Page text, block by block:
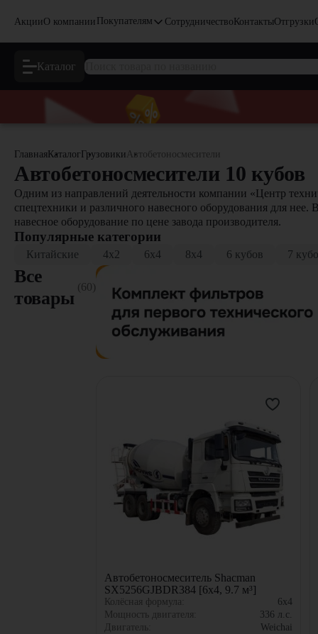
АкцииО компании Покупателям СотрудничествоКонтактыОтгрузки
Каталог
Главная Каталог ГрузовикиАвтобетоносмесители
Автобетоносмесители 10 кубов
Одним из направлений деятельности компании «Центр
спецтехники и различного навесного оборудования для нее.
навесное оборудование по цене завода производителя.
Популярные категории
Китайские 4x2 6x4 8x4 6 кубов 7
Все
товары
(60)
Автобетоносмеситель Shacman
SX5256GJBDR384 [6x4, 9.7 м³]
Колёсная формула:
6x4
Мощность двигателя:
336 л.с.
Двигатель:
Weichai